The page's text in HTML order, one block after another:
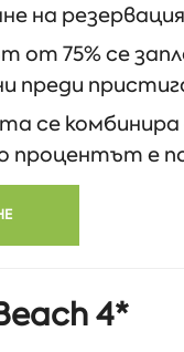
на
от 75% се
преди
се комбинира
процентът е
4*